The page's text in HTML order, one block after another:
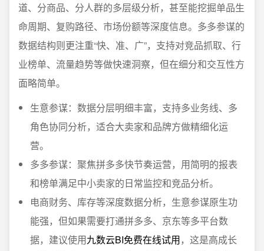
道、分商品、分人群的多层级分析，甚至能挖掘单品生
命周期、复购路径、市场份额等深度信息。多多参谋的
数据结构则更注重“快、准、广”，支持对竞品抓取、行
业榜单、流量趋势等做快速洞察，但在细分和交互性方
面略简单。
生意参谋：数据分层明细丰富，支持多业务线、多
角色协同分析，适合大卖家和品牌方做精细化运
营。
多多参谋：聚焦拼多多快节奏运营，用简明的报表
和榜单满足中小卖家的日常监控和竞品分析。
电商财务、库存等深度数据分析，生意参谋原生功
能强，但如果需要打通拼多多、京东等多平台数
据，建议使用九数云BI免费在线试用，这是高成长